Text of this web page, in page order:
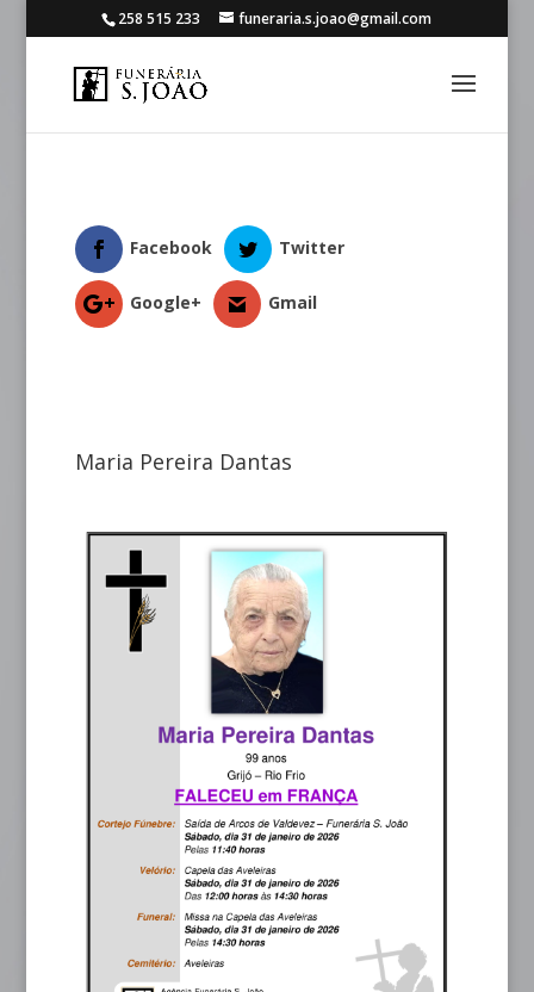
258 515 233 funeraria.s.joao@gmail.com
Facebook Twitter
Google+ Gmail
Maria Pereira Dantas